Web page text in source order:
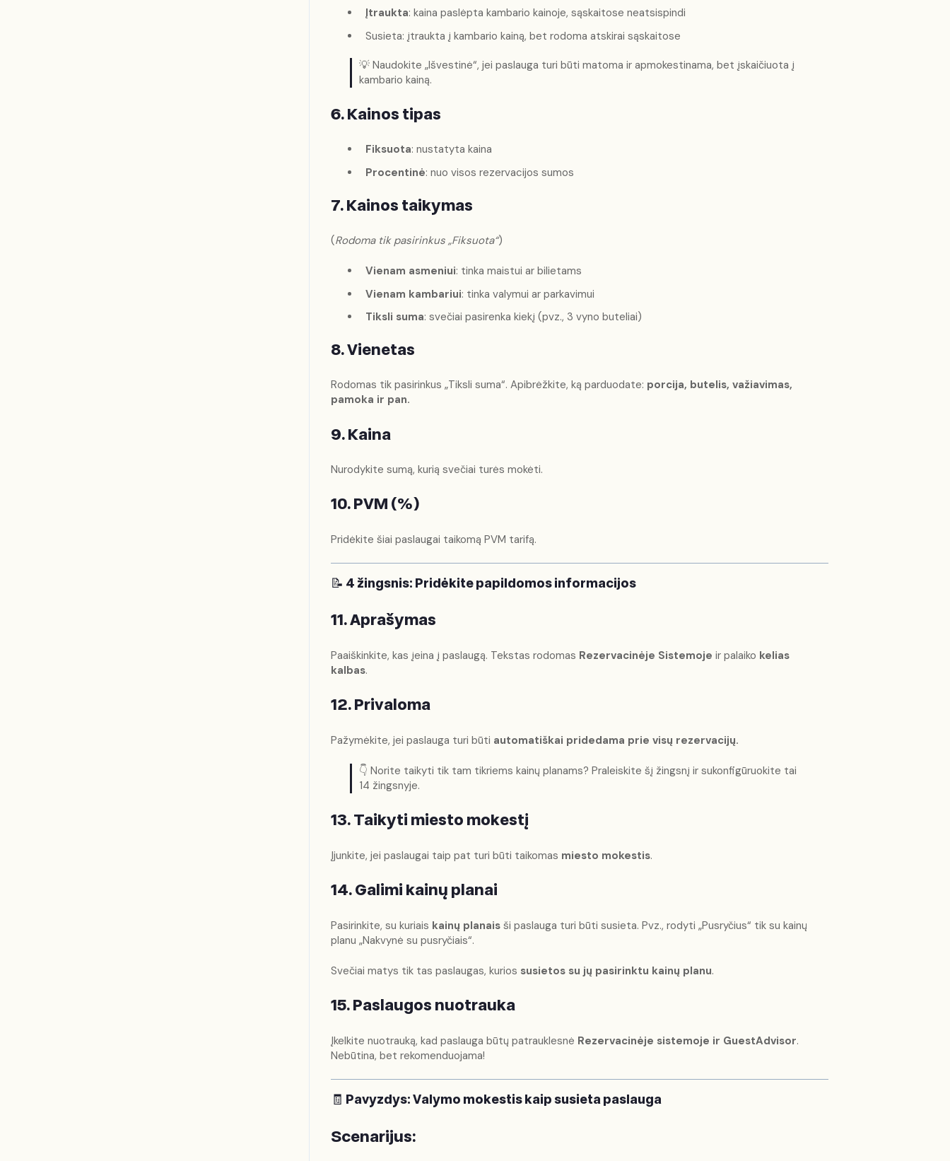
Įtraukta: kaina paslėpta kambario kainoje, sąskaitose neatsispindi
Susieta: įtraukta į kambario kainą, bet rodoma atskirai sąskaitose
💡 Naudokite „Išvestinė“, jei paslauga turi būti matoma ir apmokestinama, bet įskaičiuota į
kambario kainą.
6. Kainos tipas
Fiksuota: nustatyta kaina
Procentinė: nuo visos rezervacijos sumos
7. Kainos taikymas
(Rodoma tik pasirinkus „Fiksuota“)
Vienam asmeniui: tinka maistui ar bilietams
Vienam kambariui: tinka valymui ar parkavimui
Tiksli suma: svečiai pasirenka kiekį (pvz., 3 vyno buteliai)
8. Vienetas
Rodomas tik pasirinkus „Tiksli suma“. Apibrėžkite, ką parduodate: porcija, butelis, važiavimas,
pamoka ir pan.
9. Kaina
Nurodykite sumą, kurią svečiai turės mokėti.
10. PVM (%)
Pridėkite šiai paslaugai taikomą PVM tarifą.
📝 4 žingsnis: Pridėkite papildomos informacijos
11. Aprašymas
Paaiškinkite, kas įeina į paslaugą. Tekstas rodomas Rezervacinėje Sistemoje ir palaiko kelias
kalbas.
12. Privaloma
Pažymėkite, jei paslauga turi būti automatiškai pridedama prie visų rezervacijų.
👇 Norite taikyti tik tam tikriems kainų planams? Praleiskite šį žingsnį ir sukonfigūruokite tai
14 žingsnyje.
13. Taikyti miesto mokestį
Įjunkite, jei paslaugai taip pat turi būti taikomas miesto mokestis.
14. Galimi kainų planai
Pasirinkite, su kuriais kainų planaisši paslauga turi būti susieta. Pvz., rodyti „Pusryčius“ tik su kainų
planu „Nakvynė su pusryčiais“.
Svečiai matys tik tas paslaugas, kurios susietos su jų pasirinktu kainų planu.
15. Paslaugos nuotrauka
Įkelkite nuotrauką, kad paslauga būtų patrauklesnė Rezervacinėje sistemoje ir GuestAdvisor.
Nebūtina, bet rekomenduojama!
🧾 Pavyzdys: Valymo mokestis kaip susieta paslauga
Scenarijus: